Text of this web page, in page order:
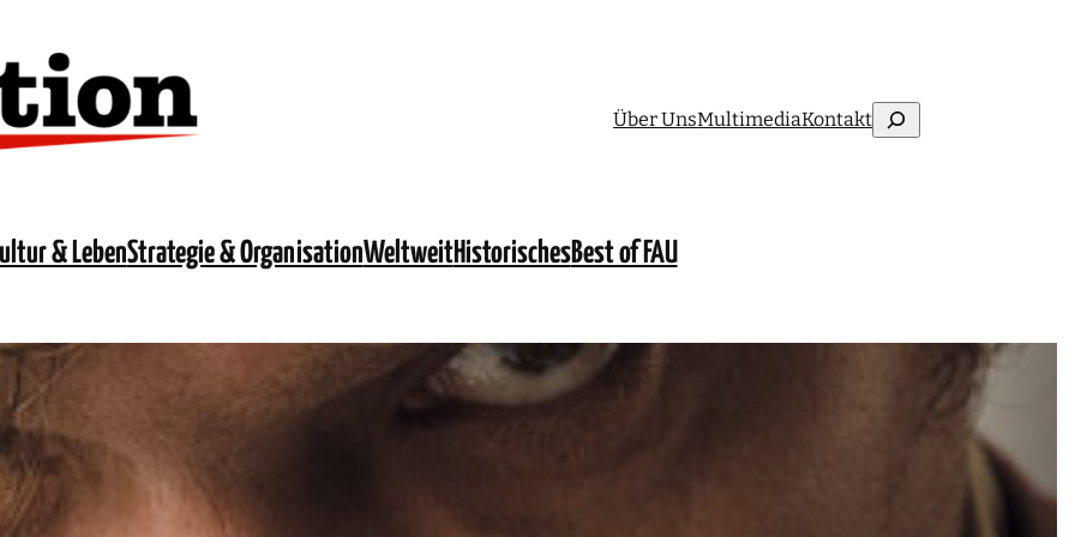
Über UnsMultimediaKontaktSuchen
& LebenStrategie & OrganisationWeltweitHistorischesBest of FAU